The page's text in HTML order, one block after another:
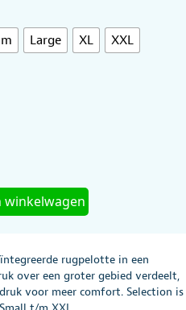
Large XL
XXL
winkelwagen
rugpelotte in een
over een groter gebied verdeelt,
voor meer comfort. Selection is